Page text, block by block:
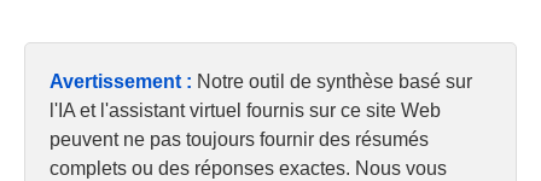
Avertissement : Notre outil de synthèse basé sur
l'IA et l'assistant virtuel fournis sur ce site Web
peuvent ne pas toujours fournir des résumés
complets ou des réponses exactes. Nous vous